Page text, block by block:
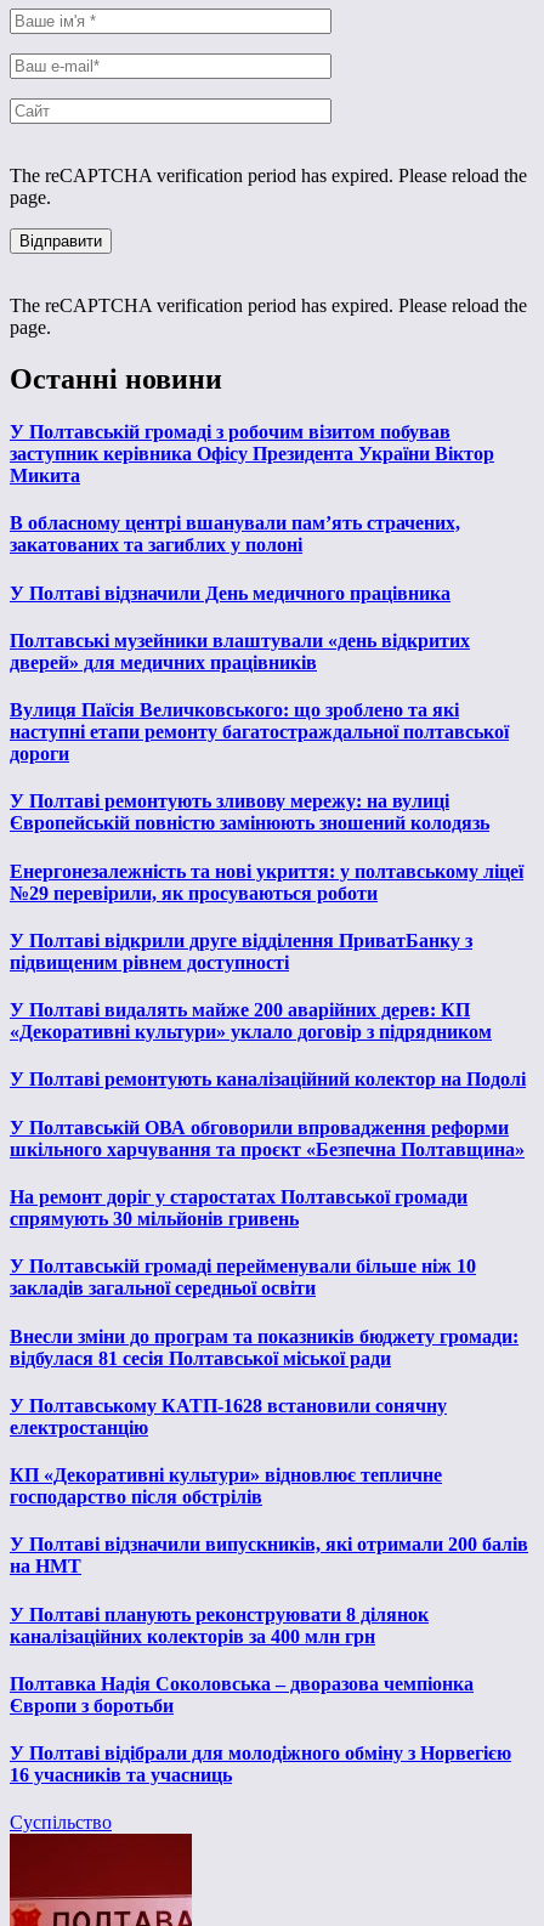
The reCAPTCHA verification period has expired. Please reload the
page.
The reCAPTCHA verification period has expired. Please reload the
page.
Останні новини
У Полтавській громаді з робочим візитом побував
заступник керівника Офісу Президента України Віктор
Микита
В обласному центрі вшанували пам’ять страчених,
закатованих та загиблих у полоні
У Полтаві відзначили День медичного працівника
Полтавські музейники влаштували «день відкритих
дверей» для медичних працівників
Вулиця Паїсія Величковського: що зроблено та які
наступні етапи ремонту багатостраждальної полтавської
дороги
У Полтаві ремонтують зливову мережу: на вулиці
Європейській повністю замінюють зношений колодязь
Енергонезалежність та нові укриття: у полтавському ліцеї
№29 перевірили, як просуваються роботи
У Полтаві відкрили друге відділення ПриватБанку з
підвищеним рівнем доступності
У Полтаві видалять майже 200 аварійних дерев: КП
«Декоративні культури» уклало договір з підрядником
У Полтаві ремонтують каналізаційний колектор на Подолі
У Полтавській ОВА обговорили впровадження реформи
шкільного харчування та проєкт «Безпечна Полтавщина»
На ремонт доріг у старостатах Полтавської громади
спрямують 30 мільйонів гривень
У Полтавській громаді перейменували більше ніж 10
закладів загальної середньої освіти
Внесли зміни до програм та показників бюджету громади:
відбулася 81 сесія Полтавської міської ради
У Полтавському КАТП-1628 встановили сонячну
електростанцію
КП «Декоративні культури» відновлює тепличне
господарство після обстрілів
У Полтаві відзначили випускників, які отримали 200 балів
на НМТ
У Полтаві планують реконструювати 8 ділянок
каналізаційних колекторів за 400 млн грн
Полтавка Надія Соколовська – дворазова чемпіонка
Європи з боротьби
У Полтаві відібрали для молодіжного обміну з Норвегією
16 учасників та учасниць
Суспільство